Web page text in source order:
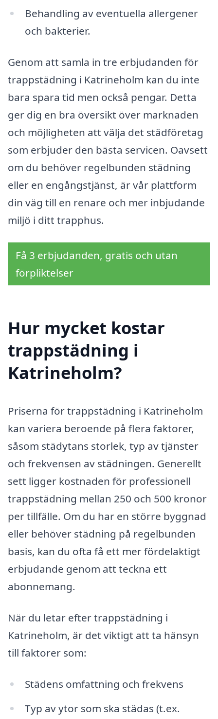
Behandling av eventuella allergener
och bakterier.
Genom att samla in tre erbjudanden för
trappstädning i Katrineholm kan du inte
bara spara tid men också pengar. Detta
ger dig en bra översikt över marknaden
och möjligheten att välja det städföretag
som erbjuder den bästa servicen. Oavsett
om du behöver regelbunden städning
eller en engångstjänst, är vår plattform
din väg till en renare och mer inbjudande
miljö i ditt trapphus.
Få 3 erbjudanden, gratis och utan
förpliktelser
Hur mycket kostar
trappstädning i
Katrineholm?
Priserna för trappstädning i Katrineholm
kan variera beroende på flera faktorer,
såsom städytans storlek, typ av tjänster
och frekvensen av städningen. Generellt
sett ligger kostnaden för professionell
trappstädning mellan 250 och 500 kronor
per tillfälle. Om du har en större byggnad
eller behöver städning på regelbunden
basis, kan du ofta få ett mer fördelaktigt
erbjudande genom att teckna ett
abonnemang.
När du letar efter trappstädning i
Katrineholm, är det viktigt att ta hänsyn
till faktorer som:
Städens omfattning och frekvens
Typ av ytor som ska städas (t.ex.